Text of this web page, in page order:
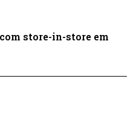
store-in-store em